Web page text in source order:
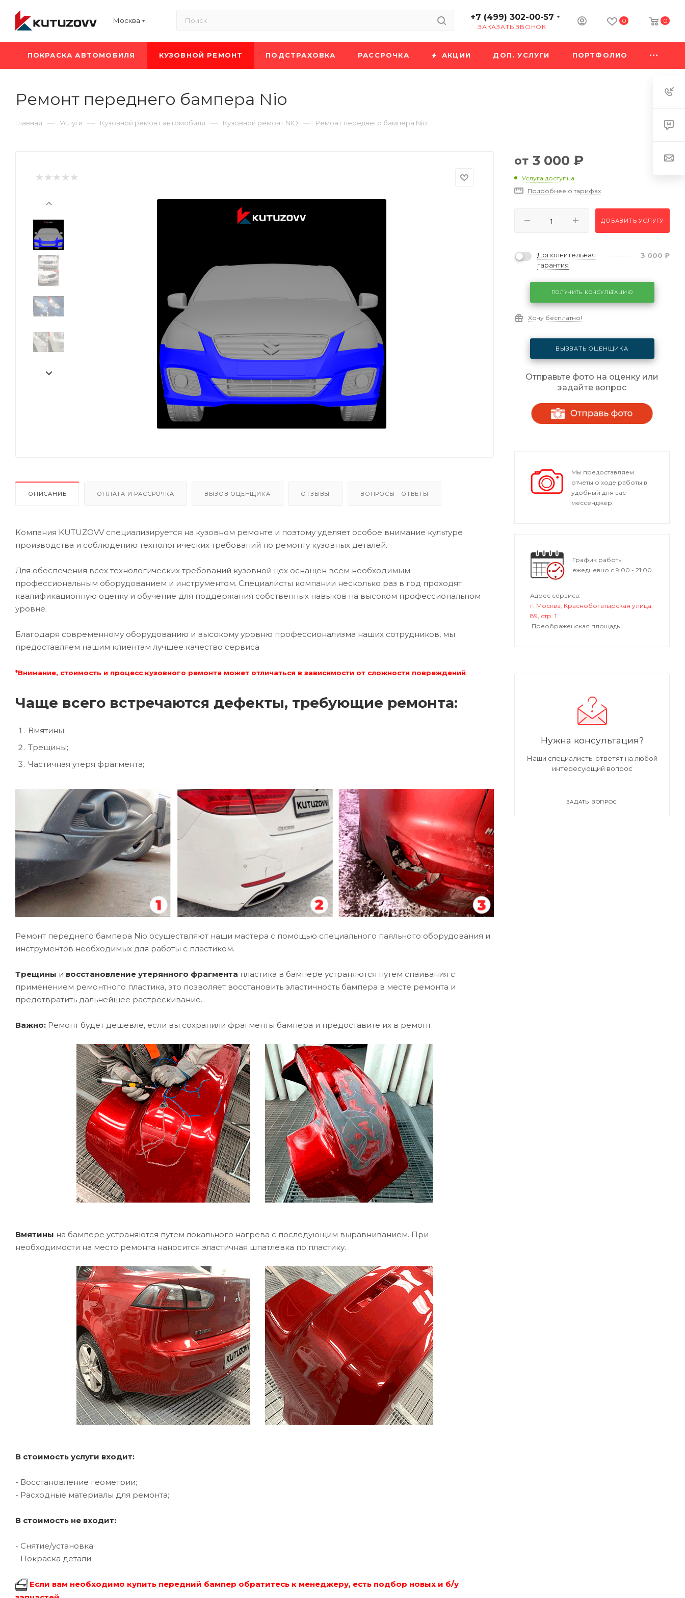
Москва +7 (499) 302-00-57
ЗАКАЗАТЬ ЗВОНОК
0 0
ПОКРАСКА АВТОМОБИЛЯ КУЗОВНОЙ РЕМОНТ ПОДСТРАХОВКА РАССРОЧКА АКЦИИ ДОП. УСЛУГИ ПОРТФОЛИО
Ремонт переднего бампера Nio
Главная — Услуги — Кузовной ремонт автомобиля — Кузовной ремонт NIO — Ремонт переднего бампера Nio
ОПИСАНИЕ ОПЛАТА И РАССРОЧКА ВЫЗОВ ОЦЕНЩИКА ОТЗЫВЫ ВОПРОСЫ - ОТВЕТЫ
Компания KUTUZOVV специализируется на кузовном ремонте и поэтому уделяет особое внимание культуре
производства и соблюдению технологических требований по ремонту кузовных деталей.
Для обеспечения всех технологических требований кузовной цех оснащен всем необходимым
профессиональным оборудованием и инструментом. Специалисты компании несколько раз в год проходят
квалификационную оценку и обучение для поддержания собственных навыков на высоком профессиональном
уровне.
Благодаря современному оборудованию и высокому уровню профессионализма наших сотрудников, мы
предоставляем нашим клиентам лучшее качество сервиса
*Внимание, стоимость и процесс кузовного ремонта может отличаться в зависимости от сложности повреждений
Чаще всего встречаются дефекты, требующие ремонта:
Вмятины;
Трещины;
Частичная утеря фрагмента;
Ремонт переднего бампера Nio осуществляют наши мастера с помощью специального паяльного оборудования и
инструментов необходимых для работы с пластиком.
Трещины и восстановление утерянного фрагмента пластика в бампере устраняются путем спаивания с
применением ремонтного пластика, это позволяет восстановить эластичность бампера в месте ремонта и
предотвратить дальнейшее растрескивание.
Важно: Ремонт будет дешевле, если вы сохранили фрагменты бампера и предоставите их в ремонт.
Вмятины на бампере устраняются путем локального нагрева с последующим выравниванием. При
необходимости на место ремонта наносится эластичная шпатлевка по пластику.
В стоимость услуги входит:
- Восстановление геометрии;
- Расходные материалы для ремонта;
В стоимость не входит:
- Снятие/установка;
- Покраска детали.
Если вам необходимо купить передний бампер обратитесь к менеджеру, есть подбор новых и б/у
от 3 000 ₽
Услуга доступна
Подробнее о тарифах
ДОБАВИТЬ УСЛУГУ
Дополнительная
гарантия
3 000 ₽
ПОЛУЧИТЬ КОНСУЛЬТАЦИЮ
Хочу бесплатно!
ВЫЗВАТЬ ОЦЕНЩИКА
Отправьте фото на оценку или
задайте вопрос
Мы предоставляем
отчеты о ходе работы в
удобный для вас
мессенджер.
График работы
ежедневно с 9:00 - 21:00
Адрес сервиса:
г. Москва, Краснобогатырская улица,
89, стр. 1.
Преображенская площадь
Нужна консультация?
Наши специалисты ответят на любой
интересующий вопрос
ЗАДАТЬ ВОПРОС